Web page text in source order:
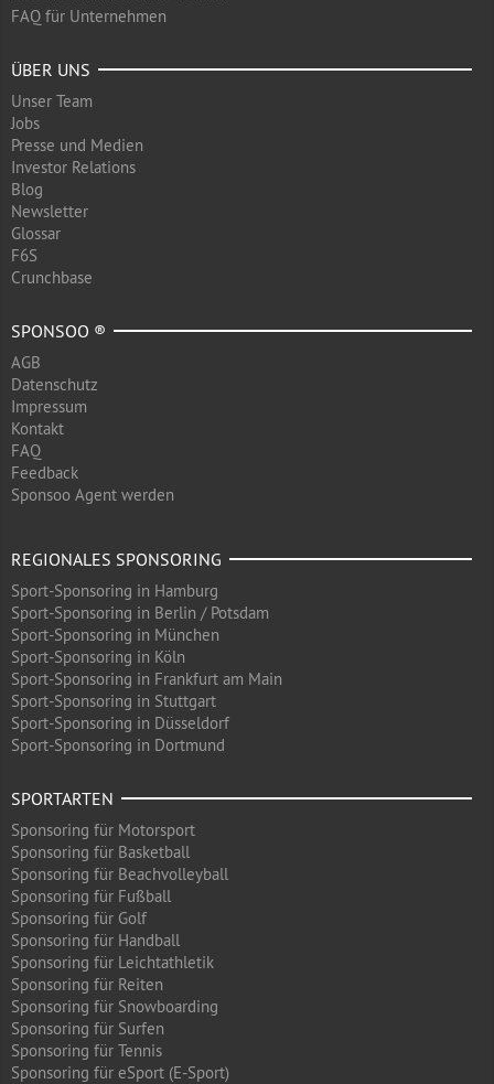
FAQ für Unternehmen
ÜBER UNS
Unser Team
Jobs
Presse und Medien
Investor Relations
Blog
Newsletter
Glossar
F6S
Crunchbase
SPONSOO ®
AGB
Datenschutz
Impressum
Kontakt
FAQ
Feedback
Sponsoo Agent werden
REGIONALES SPONSORING
Sport-Sponsoring in Hamburg
Sport-Sponsoring in Berlin / Potsdam
Sport-Sponsoring in München
Sport-Sponsoring in Köln
Sport-Sponsoring in Frankfurt am Main
Sport-Sponsoring in Stuttgart
Sport-Sponsoring in Düsseldorf
Sport-Sponsoring in Dortmund
SPORTARTEN
Sponsoring für Motorsport
Sponsoring für Basketball
Sponsoring für Beachvolleyball
Sponsoring für Fußball
Sponsoring für Golf
Sponsoring für Handball
Sponsoring für Leichtathletik
Sponsoring für Reiten
Sponsoring für Snowboarding
Sponsoring für Surfen
Sponsoring für Tennis
Sponsoring für eSport (E-Sport)